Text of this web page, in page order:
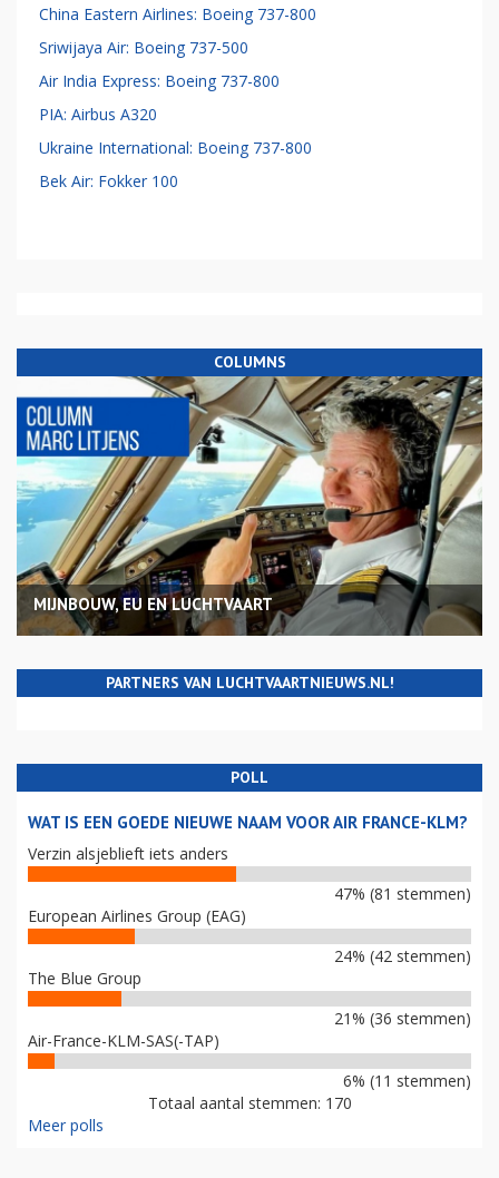
China Eastern Airlines: Boeing 737-800
Sriwijaya Air: Boeing 737-500
Air India Express: Boeing 737-800
PIA: Airbus A320
Ukraine International: Boeing 737-800
Bek Air: Fokker 100
COLUMNS
MIJNBOUW, EU EN LUCHTVAART
PARTNERS VAN LUCHTVAARTNIEUWS.NL!
POLL
WAT IS EEN GOEDE NIEUWE NAAM VOOR AIR FRANCE-KLM?
Verzin alsjeblieft iets anders
47% (81 stemmen)
European Airlines Group (EAG)
24% (42 stemmen)
The Blue Group
21% (36 stemmen)
Air-France-KLM-SAS(-TAP)
6% (11 stemmen)
Totaal aantal stemmen: 170
Meer polls